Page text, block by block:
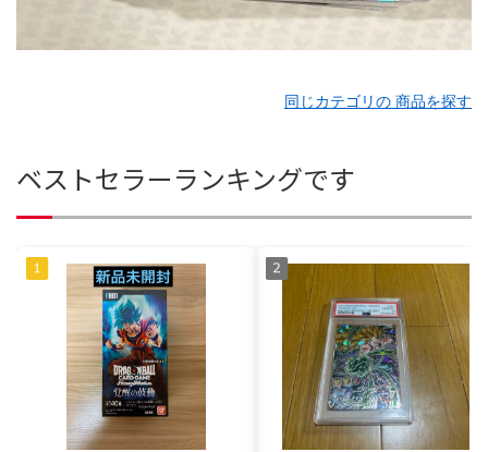
同じカテゴリの 商品を探す
ベストセラーランキングです